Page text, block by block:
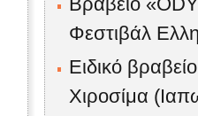
Φεστιβάλ
Ειδικό
Χιρoσίμα